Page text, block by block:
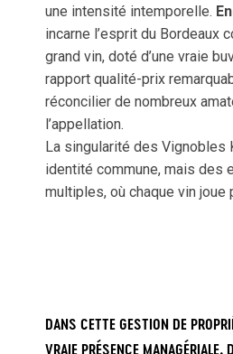
une intensité intemporelle.
incarne l’esprit du Bordeaux
grand vin, doté d’une vraie
rapport qualité-prix
réconcilier de nombreux
l’appellation.
La singularité des Vignobles
identité commune, mais des
multiples, où chaque vin joue
DANS CETTE GESTION DE
VRAIE PRÉSENCE MANAGÉRIALE.